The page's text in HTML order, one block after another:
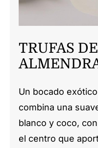
TRUFAS
Un bocado
combina una
blanco y coco,
el centro que